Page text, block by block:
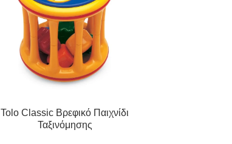
Tolo Classic Βρεφικό Παιχνίδι
Ταξινόμησης